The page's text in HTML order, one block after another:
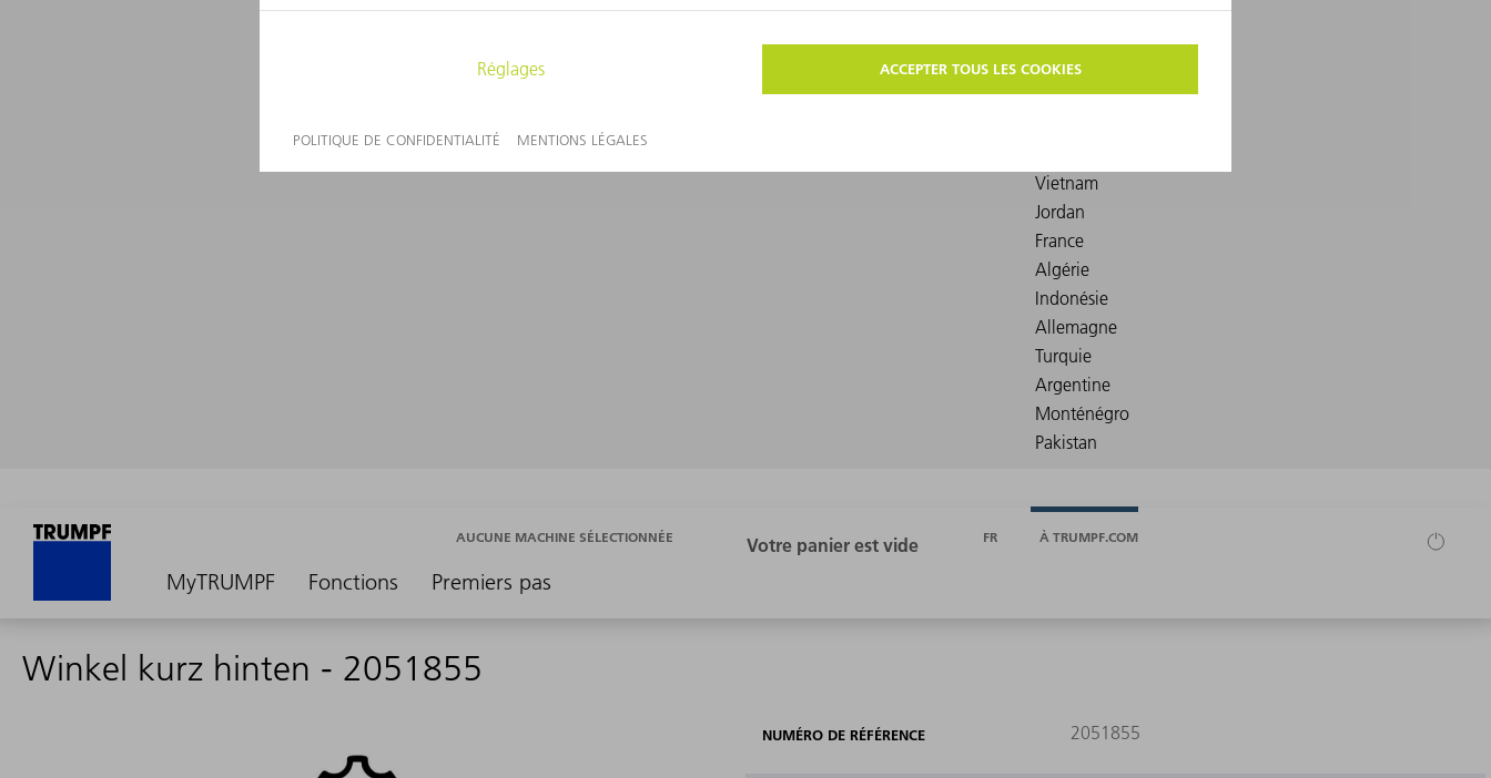
MyTRUMPF Fonctions Premiers pas
AUCUNE MACHINE SÉLECTIONNÉE FR À TRUMPF.COM
Winkel kurz hinten - 2051855
NUMÉRO DE RÉFÉRENCE 2051855